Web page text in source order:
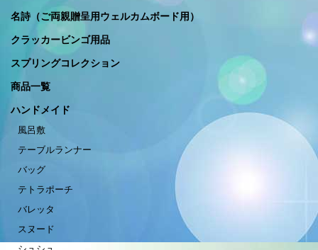
名詩（ご両親贈呈用ウェルカムボード用）
クラッカービンゴ用品
スプリングコレクション
商品一覧
ハンドメイド
風呂敷
テーブルランナー
バッグ
テトラポーチ
バレッタ
スヌード